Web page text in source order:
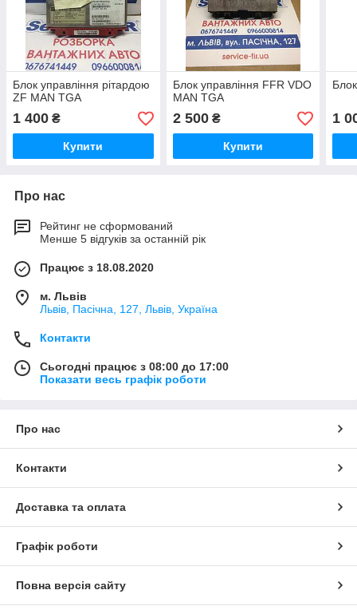
Блок управління рітардою
ZF MAN TGA
1 400 ₴
Купити
Блок управління FFR VDO
MAN TGA
2 500₴
Купити
1
Про нас
Рейтинг не сформований
Менше 5 відгуків за останній рік
Працює з 18.08.2020
м. Львів
Львів, Пасічна, 127, Львів, Україна
Контакти
Сьогодні працює з 08:00 до 17:00
Показати весь графік роботи
Про нас
Контакти
Доставка та оплата
Графік роботи
Повна версія сайту